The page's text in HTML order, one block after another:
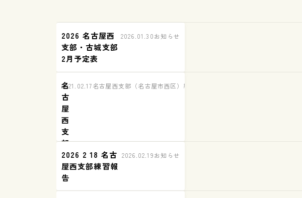
2026 名古屋西
支部・古城支部
2月予定表
2026.01.30お知らせ
名
古
屋
西
支
部
練
習
報
告
2021.02.17名古屋西支部（名古屋市西区）練習の様子
2026 2 18 名古
屋西支部練習報
告
2026.02.19お知らせ